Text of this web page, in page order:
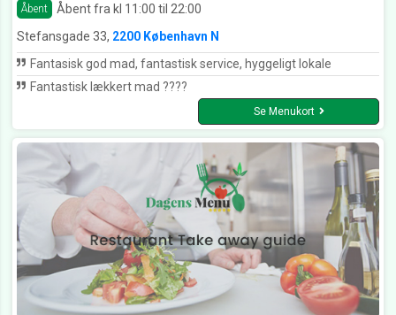
Åbent Åbent fra kl 11:00 til 22:00
Stefansgade 33, 2200 København N
Fantasisk god mad, fantastisk service, hyggeligt lokale
Fantastisk lækkert mad ????
Se Menukort